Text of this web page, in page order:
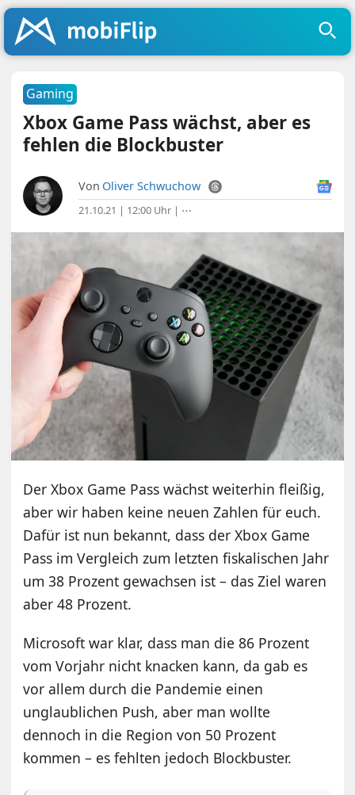
Gaming
Xbox Game Pass wächst, aber es
fehlen die Blockbuster
Von Oliver Schwuchow
21.10.21 | 12:00 Uhr | ⋯
Der Xbox Game Pass wächst weiterhin fleißig,
aber wir haben keine neuen Zahlen für euch.
Dafür ist nun bekannt, dass der Xbox Game
Pass im Vergleich zum letzten fiskalischen Jahr
um 38 Prozent gewachsen ist – das Ziel waren
aber 48 Prozent.
Microsoft war klar, dass man die 86 Prozent
vom Vorjahr nicht knacken kann, da gab es
vor allem durch die Pandemie einen
unglaublichen Push, aber man wollte
dennoch in die Region von 50 Prozent
kommen – es fehlten jedoch Blockbuster.